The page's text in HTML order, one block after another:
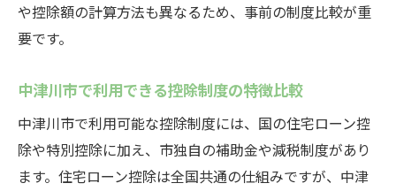
や控除額の計算方法も異なるため、事前の制度比較が重
要です。
中津川市で利用できる控除制度の特徴比較
中津川市で利用可能な控除制度には、国の住宅ローン控
除や特別控除に加え、市独自の補助金や減税制度があり
ます。住宅ローン控除は全国共通の仕組みですが、中津